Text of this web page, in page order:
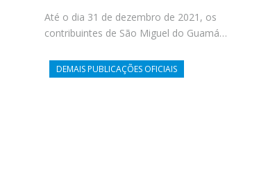
Até o dia 31 de dezembro de 2021, os
contribuintes de São Miguel do Guamá…
DEMAIS PUBLICAÇÕES OFICIAIS